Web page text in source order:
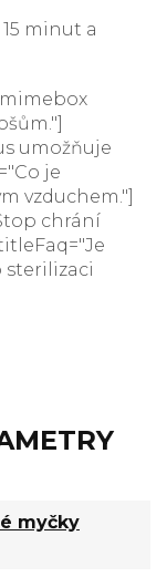
minut a
umožňuje
je
vzduchem."]
chrání
sterilizaci
myčky